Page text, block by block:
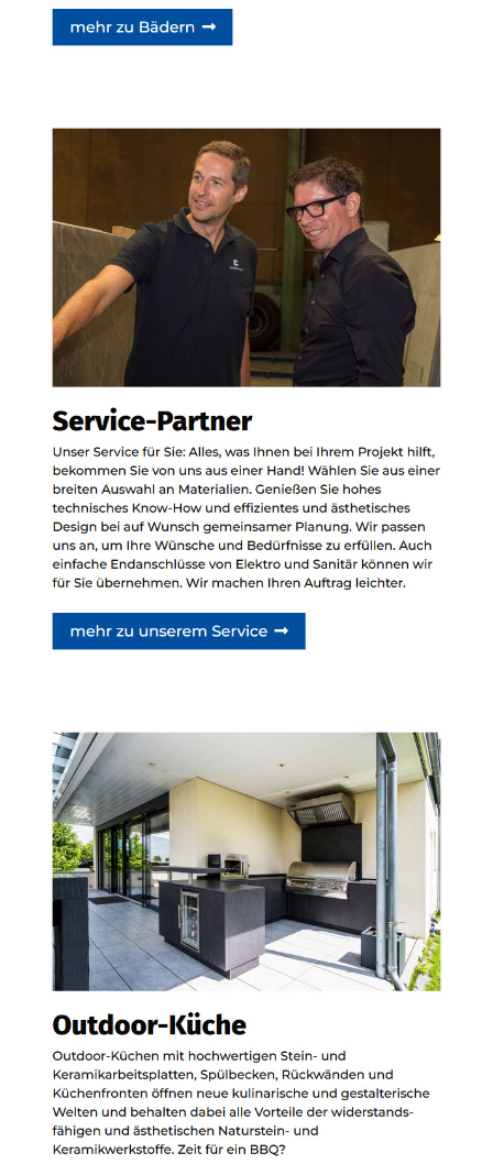
Siehe auch
Zell (Aichelberg) -
Bischoff Stein + Design:
✓Küchenarbeitsplatten,
Badfliesen,
Waschtische,